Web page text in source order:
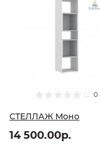
0
СТЕЛЛАЖ Моно
14 500.00р.